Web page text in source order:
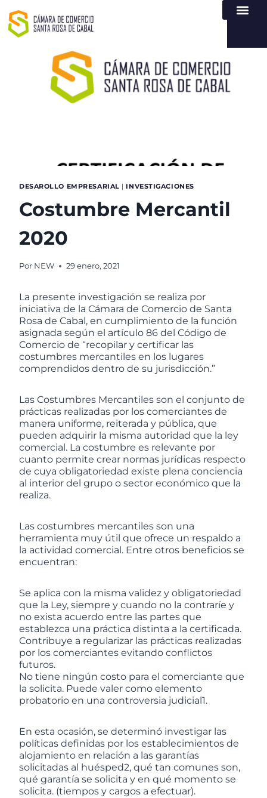
DESAROLLO EMPRESARIAL | INVESTIGACIONES
Costumbre Mercantil
2020
Por NEW 29 enero, 2021
La presente investigación se realiza por
iniciativa de la Cámara de Comercio de Santa
Rosa de Cabal, en cumplimiento de la función
asignada según el artículo 86 del Código de
Comercio de “recopilar y certificar las
costumbres mercantiles en los lugares
comprendidos dentro de su jurisdicción.”
Las Costumbres Mercantiles son el conjunto de
prácticas realizadas por los comerciantes de
manera uniforme, reiterada y pública, que
pueden adquirir la misma autoridad que la ley
comercial. La costumbre es relevante por
cuanto permite crear normas jurídicas respecto
de cuya obligatoriedad existe plena conciencia
al interior del grupo o sector económico que la
realiza.
Las costumbres mercantiles son una
herramienta muy útil que ofrece un respaldo a
la actividad comercial. Entre otros beneficios se
encuentran:
Se aplica con la misma validez y obligatoriedad
que la Ley, siempre y cuando no la contraríe y
no exista acuerdo entre las partes que
establezca una práctica distinta a la certificada.
Contribuye a regularizar las prácticas realizadas
por los comerciantes evitando conflictos
futuros.
No tiene ningún costo para el comerciante que
la solicita. Puede valer como elemento
probatorio en una controversia judicial1.
En esta ocasión, se determinó investigar las
políticas definidas por los establecimientos de
alojamiento en relación a las garantías
solicitadas al huésped2, qué tan comunes son,
qué garantía se solicita y en qué momento se
solicita. (tiempos y cargos a efectuar).